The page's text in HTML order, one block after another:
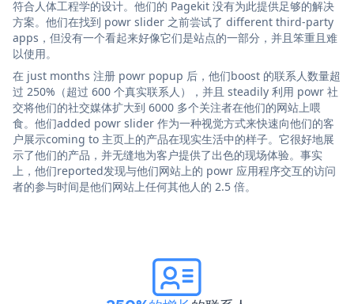
符合人体工程学的设计。他们的 Pagekit 没有为此提供足够的解决
方案。他们在找到 powr slider 之前尝试了 different third-party
apps，但没有一个看起来好像它们是站点的一部分，并且笨重且难
以使用。
在 just months 注册 powr popup 后，他们boost 的联系人数量超
过 250%（超过 600 个真实联系人），并且 steadily 利用 powr 社
交将他们的社交媒体扩大到 6000 多个关注者在他们的网站上喂
食。他们added powr slider 作为一种视觉方式来快速向他们的客
户展示coming to 主页上的产品在现实生活中的样子。它很好地展
示了他们的产品，并无缝地为客户提供了出色的现场体验。事实
上，他们reported发现与他们网站上的 powr 应用程序交互的访问
者的参与时间是他们网站上任何其他人的 2.5 倍。